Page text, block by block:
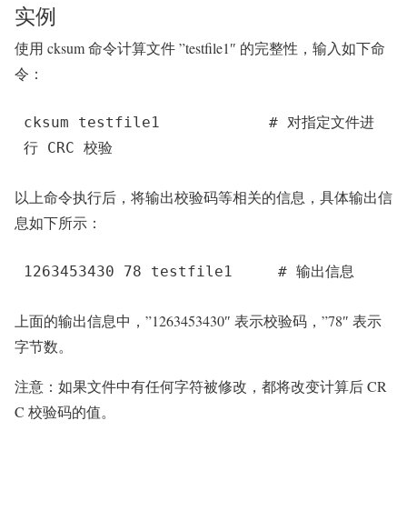
实例
使用 cksum 命令计算文件 ”testfile1″ 的完整性，输入如下命
令：
cksum testfile1 # 对指定文件进
行 CRC 校验
以上命令执行后，将输出校验码等相关的信息，具体输出信
息如下所示：
1263453430 78 testfile1 # 输出信息
上面的输出信息中，”1263453430″ 表示校验码，”78″ 表示
字节数。
注意：如果文件中有任何字符被修改，都将改变计算后 CR
C 校验码的值。